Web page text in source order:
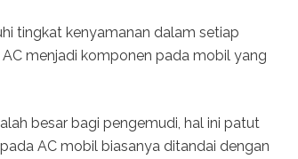
tingkat kenyamanan dalam setiap
menjadi komponen pada mobil yang
besar bagi pengemudi, hal ini patut
AC mobil biasanya ditandai dengan